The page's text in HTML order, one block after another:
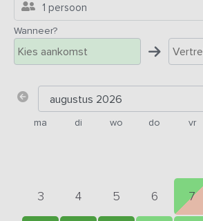
1 persoon
Wanneer?
ma di wo do vr
3 4 5 6 7